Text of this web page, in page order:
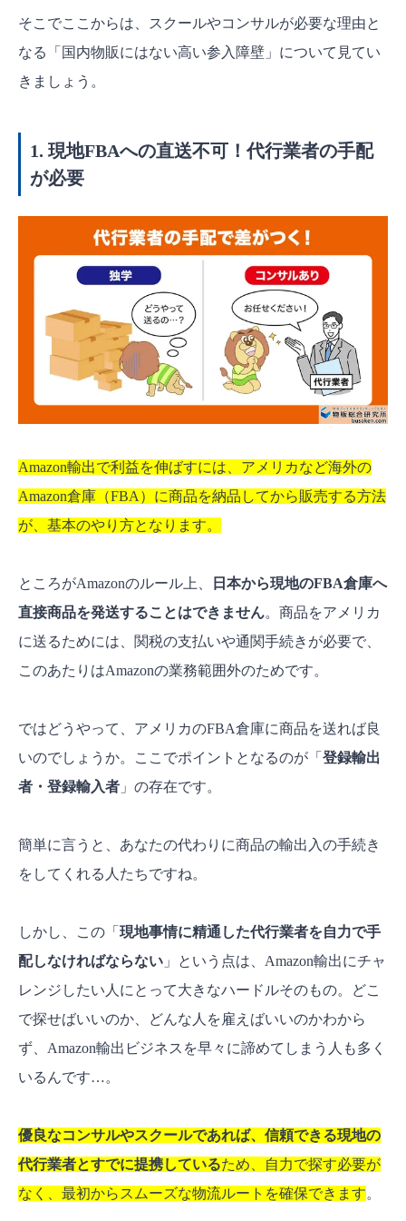
そこでここからは、スクールやコンサルが必要な理由と
なる「国内物販にはない高い参入障壁」について見てい
きましょう。
1. 現地FBAへの直送不可！代行業者の手配
が必要
Amazon輸出で利益を伸ばすには、アメリカなど海外の
Amazon倉庫（FBA）に商品を納品してから販売する方法
が、基本のやり方となります。
ところがAmazonのルール上、
日本から現地のFBA倉庫へ
直接商品を発送することはできません。商品をアメリカ
に送るためには、関税の支払いや通関手続きが必要で、
このあたりはAmazonの業務範囲外のためです。
ではどうやって、アメリカのFBA倉庫に商品を送れば良
いのでしょうか。ここでポイントとなるのが「 登録輸出
者・登録輸入者 」の存在です。
簡単に言うと、あなたの代わりに商品の輸出入の手続き
をしてくれる人たちですね。
しかし、この「 現地事情に精通した代行業者を自力で手
配しなければならない 」という点は、Amazon輸出にチャ
レンジしたい人にとって大きなハードルそのもの。どこ
で探せばいいのか、どんな人を雇えばいいのかわから
ず、Amazon輸出ビジネスを早々に諦めてしまう人も多く
いるんです…。
優良なコンサルやスクールであれば、信頼できる現地の
代行業者とすでに提携しているため、自力で探す必要が
なく、最初からスムーズな物流ルートを確保できます。